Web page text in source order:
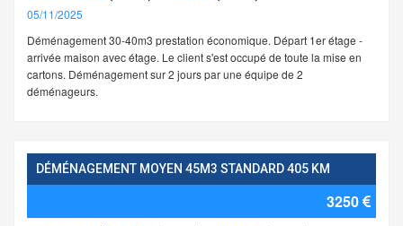
05/11/2025
Déménagement 30-40m3 prestation économique. Départ 1er étage -
arrivée maison avec étage. Le client s'est occupé de toute la mise en
cartons. Déménagement sur 2 jours par une équipe de 2
déménageurs.
DÉMÉNAGEMENT MOYEN 45M3 STANDARD 405 KM
3250